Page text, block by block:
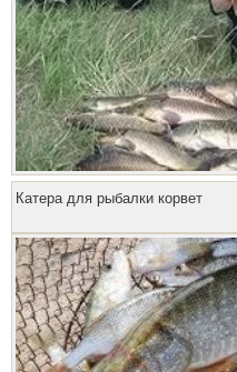
Катера для рыбалки корвет